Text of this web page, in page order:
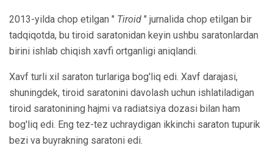
2013-yilda chop etilgan " Tiroid " jurnalida chop etilgan bir
tadqiqotda, bu tiroid saratonidan keyin ushbu saratonlardan
birini ishlab chiqish xavfi ortganligi aniqlandi.
Xavf turli xil saraton turlariga bog'liq edi. Xavf darajasi,
shuningdek, tiroid saratonini davolash uchun ishlatiladigan
tiroid saratonining hajmi va radiatsiya dozasi bilan ham
bog'liq edi. Eng tez-tez uchraydigan ikkinchi saraton tupurik
bezi va buyrakning saratoni edi.